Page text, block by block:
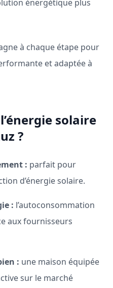
énergétique plus
à chaque étape pour
et adaptée à
solaire
?
: parfait pour
d’énergie solaire.
: l’autoconsommation
aux fournisseurs
: une maison équipée
sur le marché